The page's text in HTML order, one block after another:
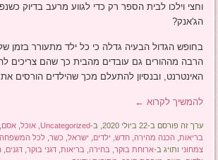
וחצי וילכו לבית הספר רק כדי לגווע מרעב בדיוק
הג'אנק?
בחופש הגדול הבעיה גדלה כי כל ילד מתעורר בזמן
הרבה מההורים גם עובדים מהבית כך שהם צריכים
האינטרנט, ובנסיון להתעלם מכך שהילדים הורסים
להמשיך לקרוא ←
ערך זה פורסם ב-22 ביולי 2020, ב- Uncategorized
,אוכל ,אסם
בריאות הכנה מהירה ,חדש ילדים ישראל כשר ,לכל המשפחה
צמחוני ותויג ב-ארוחת בוקר בחירה בריאות ,דגני בוקר ,דגנים